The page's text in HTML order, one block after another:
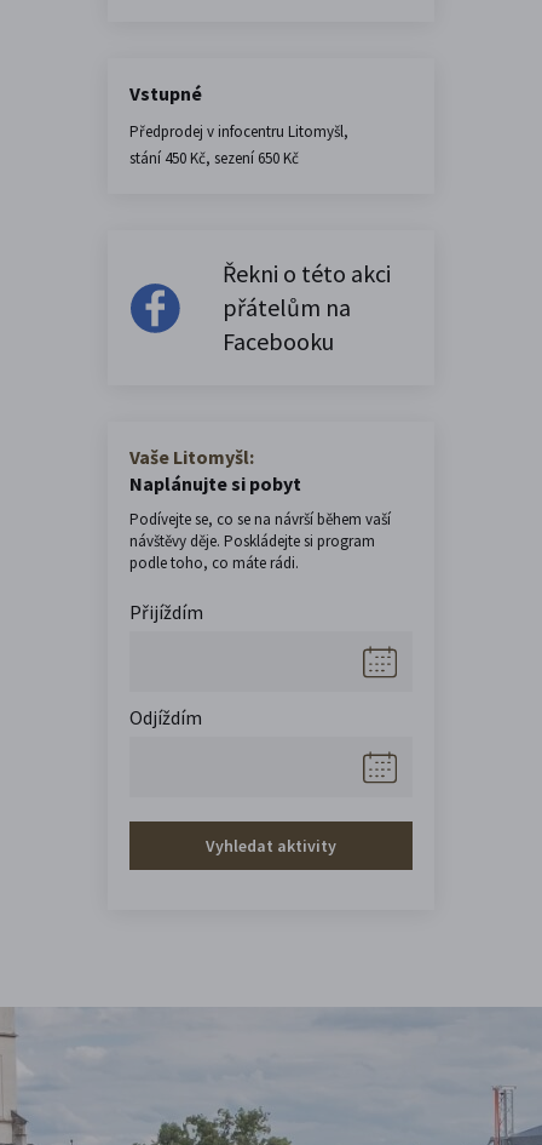
Vstupné
Předprodej v infocentru Litomyšl,
stání 450 Kč, sezení 650 Kč
Řekni o této akci
přátelům na
Facebooku
Vaše Litomyšl:
Naplánujte si pobyt
Podívejte se, co se na návrší během vaší
návštěvy děje. Poskládejte si program
podle toho, co máte rádi.
Přijíždím
Odjíždím
Vyhledat aktivity